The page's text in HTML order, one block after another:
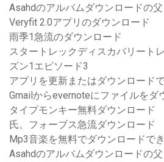
Asahdのアルバムダウンロードの父
Veryfit 2.0アプリのダウンロード
雨季1急流のダウンロード
スタートレックディスカバリート
ズン1エピソード3
アプリを更新またはダウンロード
Gmailからevernoteにファイルをダ
タイプモンキー無料ダウンロード
氏。フォーブス急流ダウンロード
Mp3音楽を無料でダウンロードで
Asahdのアルバムダウンロードの父